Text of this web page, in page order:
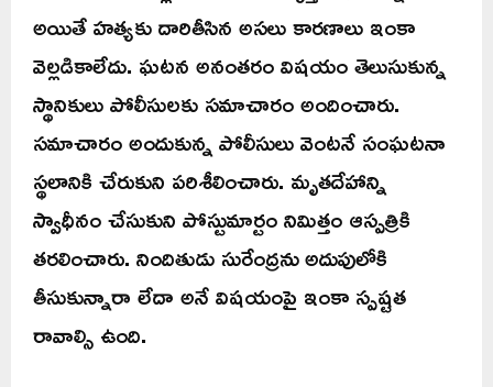
అయితే హత్యకు దారితీసిన అసలు కారణాలు ఇంకా
వెల్లడికాలేదు. ఘటన అనంతరం విషయం తెలుసుకున్న
స్థానికులు పోలీసులకు సమాచారం అందించారు.
సమాచారం అందుకున్న పోలీసులు వెంటనే సంఘటనా
స్థలానికి చేరుకుని పరిశీలించారు. మృతదేహాన్ని
స్వాధీనం చేసుకుని పోస్టుమార్టం నిమిత్తం ఆస్పత్రికి
తరలించారు. నిందితుడు సురేంద్రను అదుపులోకి
తీసుకున్నారా లేదా అనే విషయంపై ఇంకా స్పష్టత
రావాల్సి ఉంది.